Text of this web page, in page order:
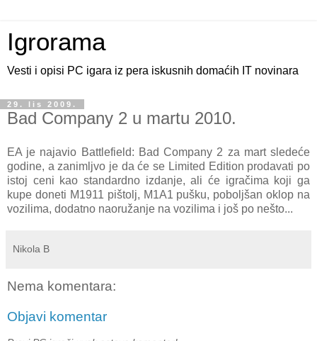
Igrorama
Vesti i opisi PC igara iz pera iskusnih domaćih IT novinara
29. lis 2009.
Bad Company 2 u martu 2010.
EA je najavio Battlefield: Bad Company 2 za mart sledeće
godine, a zanimljvo je da će se Limited Edition prodavati po
istoj ceni kao standardno izdanje, ali će igračima koji ga
kupe doneti M1911 pištolj, M1A1 pušku, poboljšan oklop na
vozilima, dodatno naoružanje na vozilima i još po nešto...
Nikola B
Nema komentara:
Objavi komentar